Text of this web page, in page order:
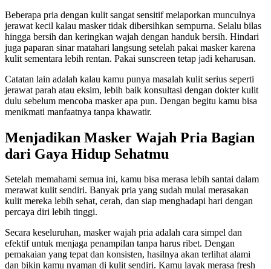
Beberapa pria dengan kulit sangat sensitif melaporkan munculnya
jerawat kecil kalau masker tidak dibersihkan sempurna. Selalu bilas
hingga bersih dan keringkan wajah dengan handuk bersih. Hindari
juga paparan sinar matahari langsung setelah pakai masker karena
kulit sementara lebih rentan. Pakai sunscreen tetap jadi keharusan.
Catatan lain adalah kalau kamu punya masalah kulit serius seperti
jerawat parah atau eksim, lebih baik konsultasi dengan dokter kulit
dulu sebelum mencoba masker apa pun. Dengan begitu kamu bisa
menikmati manfaatnya tanpa khawatir.
Menjadikan Masker Wajah Pria Bagian
dari Gaya Hidup Sehatmu
Setelah memahami semua ini, kamu bisa merasa lebih santai dalam
merawat kulit sendiri. Banyak pria yang sudah mulai merasakan
kulit mereka lebih sehat, cerah, dan siap menghadapi hari dengan
percaya diri lebih tinggi.
Secara keseluruhan, masker wajah pria adalah cara simpel dan
efektif untuk menjaga penampilan tanpa harus ribet. Dengan
pemakaian yang tepat dan konsisten, hasilnya akan terlihat alami
dan bikin kamu nyaman di kulit sendiri. Kamu layak merasa fresh